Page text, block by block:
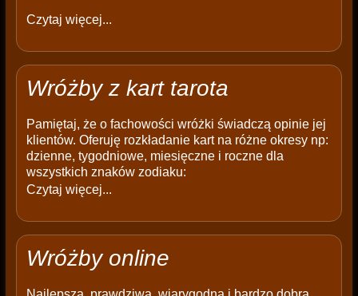
Czytaj więcej...
Wróżby z kart tarota
Pamiętaj, że o fachowości wróżki świadczą opinie jej
klientów. Oferuję rozkładanie kart na różne okresy np:
dzienne, tygodniowe, miesięczne i roczne dla
wszystkich znaków zodiaku:
Czytaj więcej...
Wróżby online